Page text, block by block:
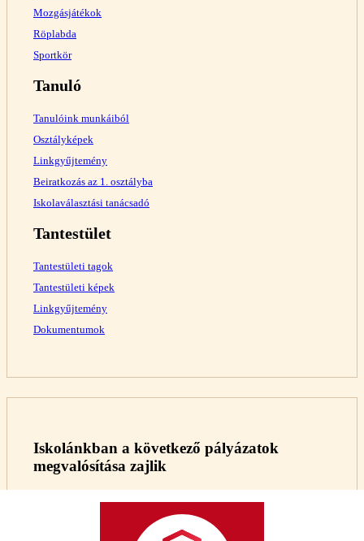
Mozgásjátékok
Röplabda
Sportkör
Tanuló
Tanulóink munkáiból
Osztályképek
Linkgyűjtemény
Beiratkozás az 1. osztályba
Iskolaválasztási tanácsadó
Tantestület
Tantestületi tagok
Tantestületi képek
Linkgyűjtemény
Dokumentumok
Iskolánkban a következő pályázatok
megvalósítása zajlik